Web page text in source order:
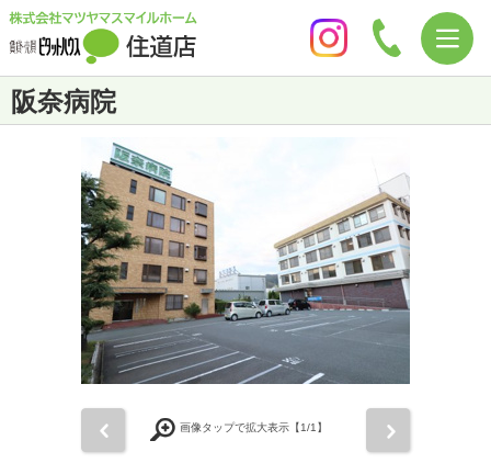
阪奈病院
画像タップで拡大表示【1/1】